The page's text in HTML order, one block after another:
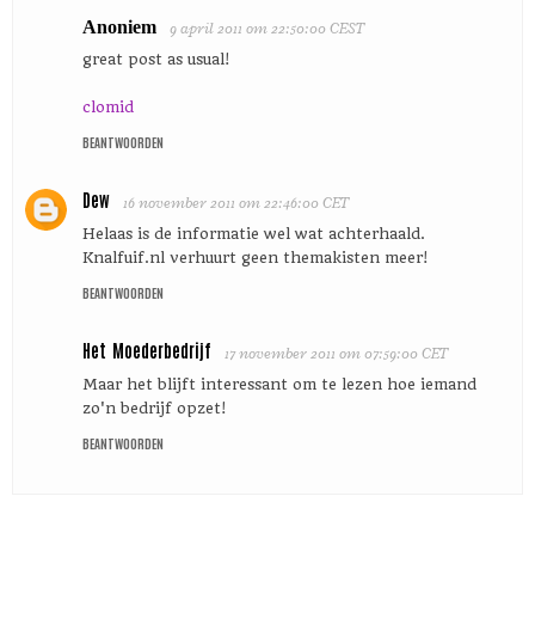
Anoniem 9 april 2011 om 22:50:00 CEST
great post as usual!
clomid
BEANTWOORDEN
Dew 16 november 2011 om 22:46:00 CET
Helaas is de informatie wel wat achterhaald.
Knalfuif.nl verhuurt geen themakisten meer!
BEANTWOORDEN
Het Moederbedrijf 17 november 2011 om 07:59:00 CET
Maar het blijft interessant om te lezen hoe iemand
zo'n bedrijf opzet!
BEANTWOORDEN